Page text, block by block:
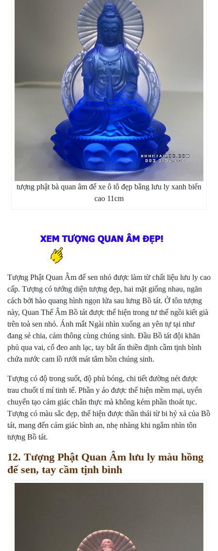
tượng phật bà quan âm để xe ô tô đẹp bằng lưu ly xanh biển
cao 11cm
Tượng Phật Quan Âm đế sen nhỏ được làm từ chất liệu lưu ly cao
cấp. Tượng có tướng diện tượng đẹp, hai mặt giống nhau, ngăn
cách bởi hào quang hình ngọn lửa sau lưng Bồ tát. Ở tôn tượng
này, Quan Thế Âm Bồ tát được thể hiện trong tư thế ngồi kiết già
trên toà sen nhỏ. Ánh mắt Ngài nhìn xuống an yên tự tại như
đang sẻ chia, cảm thông cùng chúng sinh. Đầu Bồ tát đội khăn
phủ qua vai, cổ đeo anh lạc, tay bắt ấn thiền định cầm tịnh bình
chứa nước cam lồ rưới mát tâm hồn chúng sinh.
Tượng có độ trong suốt, độ phủ bóng, chi tiết đường nét được
trau chuốt tỉ mỉ tinh tế. Phần y áo được thể hiện mềm mại, uyển
chuyển tạo cảm giác chân thực mà không kém phần thoát tục.
Tượng có màu sắc đẹp, thể hiện được thần thái từ bi hỷ xả của Bồ
tát, mang đến cảm giác bình an, nhẹ nhàng khi ngắm nhìn tôn
tượng Bồ tát.
12. Tượng Phật Quan Âm lưu ly màu hồng
đế sen, tay cầm tịnh bình